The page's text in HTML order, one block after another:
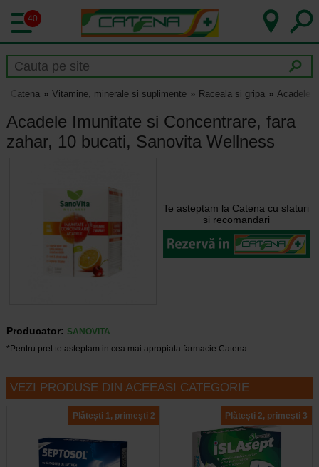
40
Catena Vitamine, minerale si suplimente Raceala si gripa Acadele
Acadele Imunitate si Concentrare, fara
zahar, 10 bucati, Sanovita Wellness
Te asteptam la Catena cu sfaturi
si recomandari
Producator: SANOVITA
*Pentru pret te asteptam in cea mai apropiata farmacie Catena
VEZI PRODUSE DIN ACEEASI CATEGORIE
Plătești 1, primești 2 Plătești 2, primești 3